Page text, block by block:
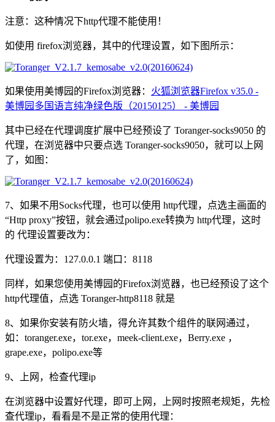
注意：这种情况下http代理不能使用！
如使用 firefox浏览器，其中的代理设置，如下图所示：
如果使用美博园的Firefox浏览器： 火狐浏览器Firefox v35.0 -
美博园多国语言纯净绿色版（20150125） - 美博园
其中已经在代理调度扩展中已经预设了 Toranger-socks9050 的
代理，在浏览器中只要点选 Toranger-socks9050，就可以上网
了，如图：
7、如果不用Socks代理，也可以使用 http代理，点选主画面的
“Http proxy”按钮，就会通过polipo.exe转换为 http代理，这时
的 代理设置要改为：
代理设置为：127.0.0.1 端口：8118
同样，如果您使用美博园的Firefox浏览器，也已经预设了这个
http代理值，点选 Toranger-http8118 就是
8、如果你安装有防火墙，得允许其数个组件的联网通过，
如：toranger.exe，tor.exe，meek-client.exe，Berry.exe ，
grape.exe，polipo.exe等
9、上网，检查代理ip
在浏览器中设置好代理，即可上网，上网时按照老规矩，先检
查代理ip，看看是不是正常的使用代理：